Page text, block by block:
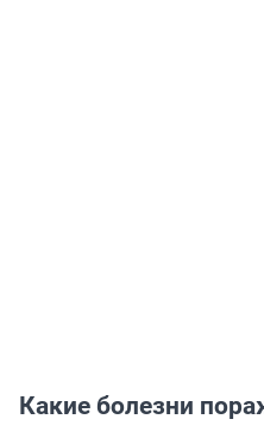
Какие болезни